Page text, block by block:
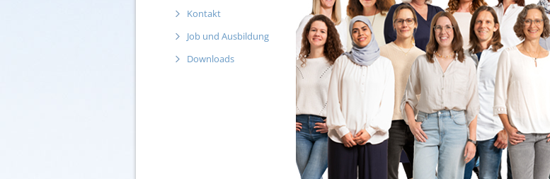
Kontakt
Job und Ausbildung
Downloads